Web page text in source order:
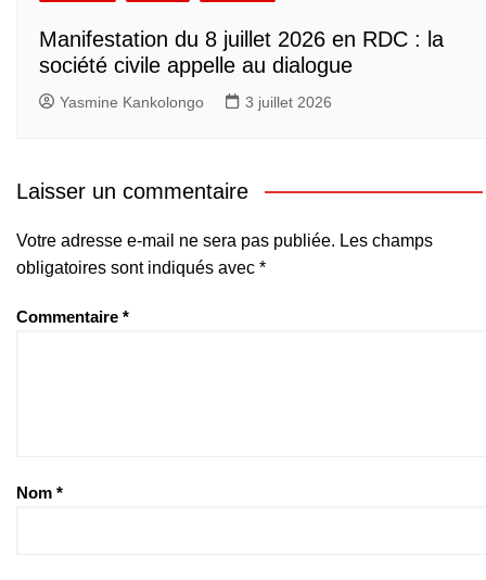
Manifestation du 8 juillet 2026 en RDC : la
société civile appelle au dialogue
Yasmine Kankolongo 3 juillet 2026
Laisser un commentaire
Votre adresse e-mail ne sera pas publiée. Les champs
obligatoires sont indiqués avec *
Commentaire *
Nom *